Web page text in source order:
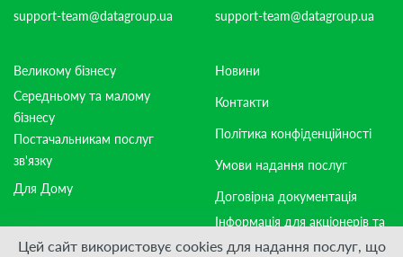
support-team@datagroup.ua
support-team@datagroup.ua
Великому бізнесу
Середньому та малому
бізнесу
Постачальникам послуг
зв'язку
Для Дому
Новини
Контакти
Політика конфіденційності
Умови надання послуг
Договірна документація
Інформація для акціонерів та
стейкхолдерів
Цей сайт використовує cookies для надання послуг, що